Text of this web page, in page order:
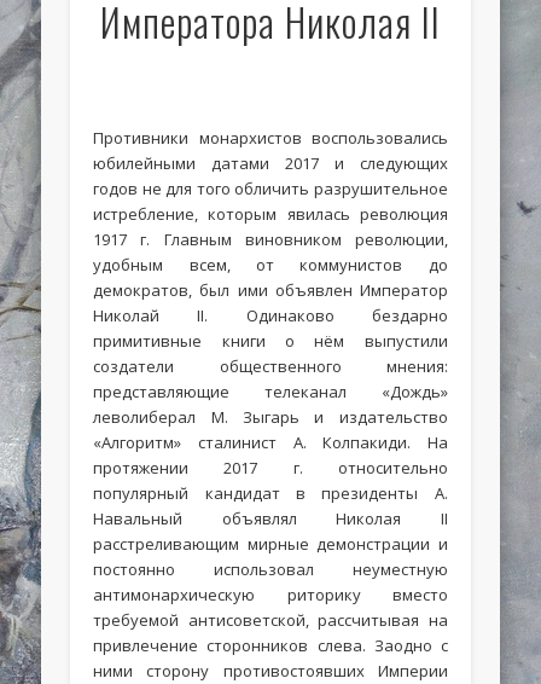
Императора Николая II
Противники монархистов воспользовались
юбилейными датами 2017 и следующих
годов не для того обличить разрушительное
истребление, которым явилась революция
1917 г. Главным виновником революции,
удобным всем, от коммунистов до
демократов, был ими объявлен Император
Николай II. Одинаково бездарно
примитивные книги о нём выпустили
создатели общественного мнения:
представляющие телеканал «Дождь»
леволиберал М. Зыгарь и издательство
«Алгоритм» сталинист А. Колпакиди. На
протяжении 2017 г. относительно
популярный кандидат в президенты А.
Навальный объявлял Николая II
расстреливающим мирные демонстрации и
постоянно использовал неуместную
антимонархическую риторику вместо
требуемой антисоветской, рассчитывая на
привлечение сторонников слева. Заодно с
ними сторону противостоявших Империи